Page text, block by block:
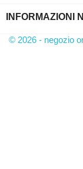
INFORMAZIONI
© 2026 - negozio